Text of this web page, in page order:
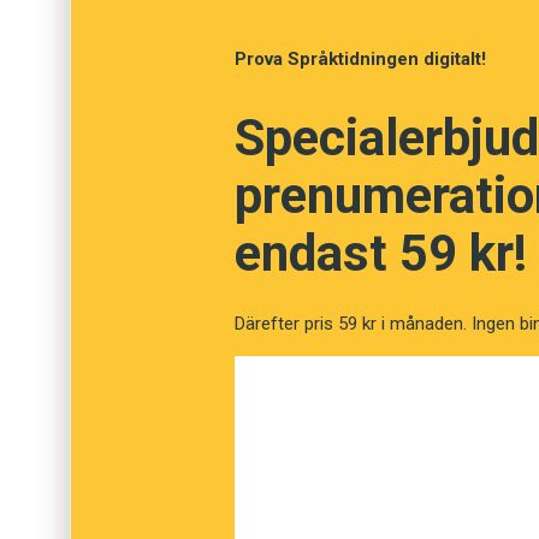
interaktion var mer aktiva under tal än
förstå samtalspartnerns perspektiv.
Prova Språktidningen digitalt!
endast 59 kr!
Därefter pris 59 kr i månaden. Ingen